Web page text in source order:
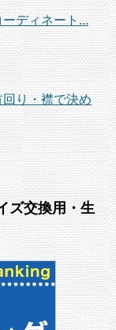
ディネート...
り・襟で決め
ズ交換用・生